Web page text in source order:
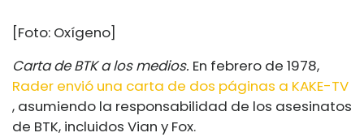
[Foto: Oxígeno]
Carta de BTK a los medios. En febrero de 1978,
Rader envió una carta de dos páginas a KAKE-TV
, asumiendo la responsabilidad de los asesinatos
de BTK, incluidos Vian y Fox.